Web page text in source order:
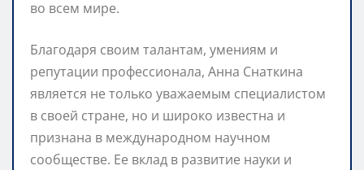
во всем мире.
Благодаря своим талантам, умениям и
репутации профессионала, Анна Снаткина
является не только уважаемым специалистом
в своей стране, но и широко известна и
признана в международном научном
сообществе. Ее вклад в развитие науки и